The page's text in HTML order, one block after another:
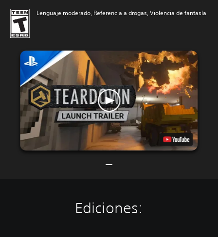
Lenguaje moderado, Referencia a drogas, Violencia de fantasía
Ediciones: